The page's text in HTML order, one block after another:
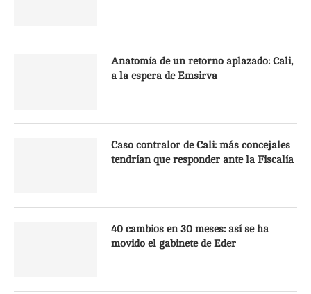
Anatomía de un retorno aplazado: Cali,
a la espera de Emsirva
Caso contralor de Cali: más concejales
tendrían que responder ante la Fiscalía
40 cambios en 30 meses: así se ha
movido el gabinete de Eder